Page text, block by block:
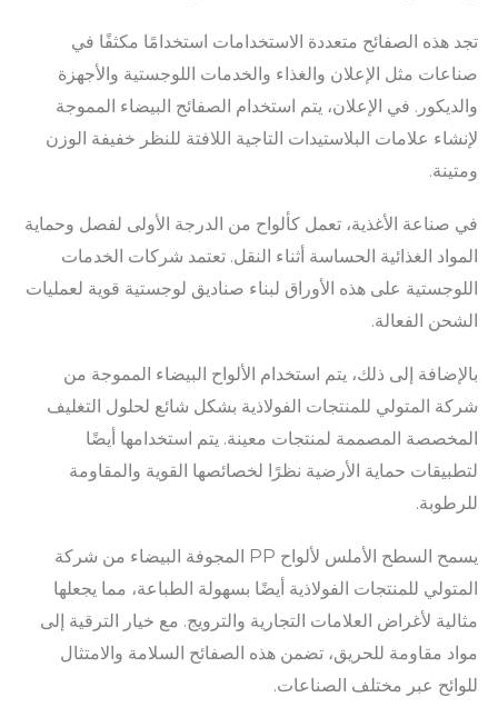
تجد هذه الصفائح متعددة الاستخدامات استخدامًا مكثفًا في
صناعات مثل الإعلان والغذاء والخدمات اللوجستية والأجهزة
والديكور. في الإعلان، يتم استخدام الصفائح البيضاء المموجة
لإنشاء علامات البلاستيدات التاجية اللافتة للنظر خفيفة الوزن
ومتينة.
في صناعة الأغذية، تعمل كألواح من الدرجة الأولى لفصل وحماية
المواد الغذائية الحساسة أثناء النقل. تعتمد شركات الخدمات
اللوجستية على هذه الأوراق لبناء صناديق لوجستية قوية لعمليات
الشحن الفعالة.
بالإضافة إلى ذلك، يتم استخدام الألواح البيضاء المموجة من
شركة المتولي للمنتجات الفولاذية بشكل شائع لحلول التغليف
المخصصة المصممة لمنتجات معينة. يتم استخدامها أيضًا
لتطبيقات حماية الأرضية نظرًا لخصائصها القوية والمقاومة
للرطوبة.
يسمح السطح الأملس لألواح PP المجوفة البيضاء من شركة
المتولي للمنتجات الفولاذية أيضًا بسهولة الطباعة، مما يجعلها
مثالية لأغراض العلامات التجارية والترويج. مع خيار الترقية إلى
مواد مقاومة للحريق، تضمن هذه الصفائح السلامة والامتثال
للوائح عبر مختلف الصناعات.